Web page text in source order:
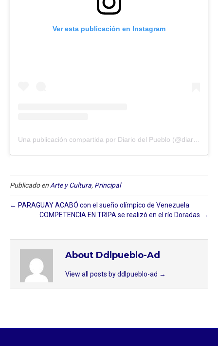
Ver esta publicación en Instagram
Publicado en Arte y Cultura, Principal
← PARAGUAY ACABÓ con el sueño olímpico de Venezuela
COMPETENCIA EN TRIPA se realizó en el río Doradas →
About Ddlpueblo-Ad
View all posts by ddlpueblo-ad →